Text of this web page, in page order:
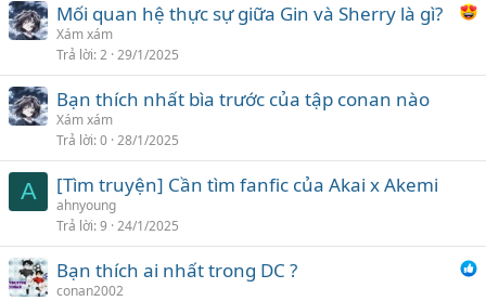
Mối quan hệ thực sự giữa Gin và Sherry là gì?
Xám xám
Trả lời 2 29/1/2025
Bạn thích nhất bìa trước của tập conan nào
Xám xám
Trả lời 0 28/1/2025
A [Tìm truyện] Cần tìm fanfic của Akai x Akemi
ahnyoung
Trả lời 9 24/1/2025
Bạn thích ai nhất trong DC ?
conan2002